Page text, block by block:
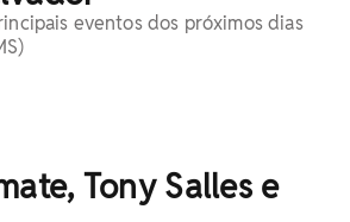
eventos dos próximos dias
Tony Salles e